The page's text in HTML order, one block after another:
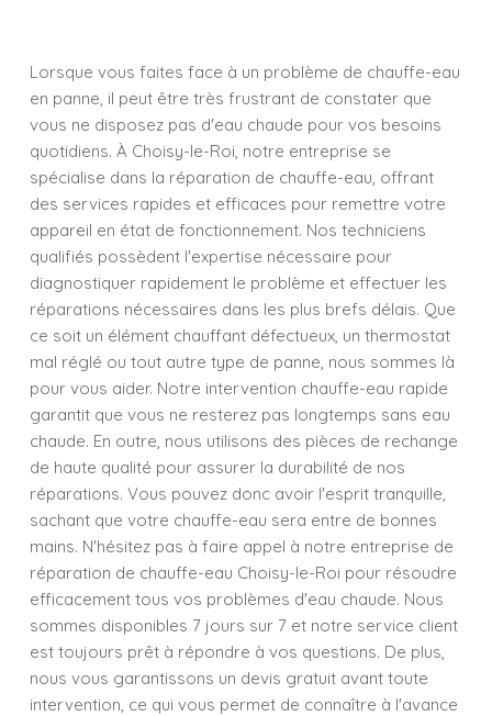
Lorsque vous faites face à un problème de chauffe-eau
en panne, il peut être très frustrant de constater que
vous ne disposez pas d'eau chaude pour vos besoins
quotidiens. À Choisy-le-Roi, notre entreprise se
spécialise dans la réparation de chauffe-eau, offrant
des services rapides et efficaces pour remettre votre
appareil en état de fonctionnement. Nos techniciens
qualifiés possèdent l'expertise nécessaire pour
diagnostiquer rapidement le problème et effectuer les
réparations nécessaires dans les plus brefs délais. Que
ce soit un élément chauffant défectueux, un thermostat
mal réglé ou tout autre type de panne, nous sommes là
pour vous aider. Notre intervention chauffe-eau rapide
garantit que vous ne resterez pas longtemps sans eau
chaude. En outre, nous utilisons des pièces de rechange
de haute qualité pour assurer la durabilité de nos
réparations. Vous pouvez donc avoir l'esprit tranquille,
sachant que votre chauffe-eau sera entre de bonnes
mains. N'hésitez pas à faire appel à notre entreprise de
réparation de chauffe-eau Choisy-le-Roi pour résoudre
efficacement tous vos problèmes d'eau chaude. Nous
sommes disponibles 7 jours sur 7 et notre service client
est toujours prêt à répondre à vos questions. De plus,
nous vous garantissons un devis gratuit avant toute
intervention, ce qui vous permet de connaître à l'avance